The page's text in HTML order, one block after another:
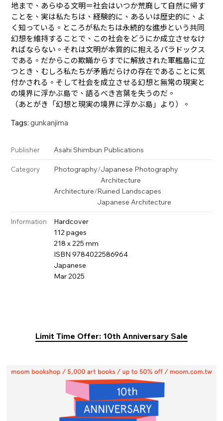
地まで、あらゆる文明＝社会はいつか荒廃して自然に帰す
ことを、実は私たちは、経験的に、あるいは歴史的に、よ
く知っている。ところが私たちは永続的な進歩という共同
幻想を維持することで、この社会をどうにか成立させなけ
ればならない。それは文明が本質的に抱えるパラドックス
である。だからこの欺瞞からすでに解放された軍艦島に立
つとき、むしろ私たちが矛盾だらけの存在であることに気
付かされる。そして社会を成立させる幻想と無常の現実と
の境界に浮かぶ島で、語るべき言葉を失うのだ。
（あとがき「幻想と現実の境界に浮かぶ島」より）。
Tags: gunkanjima
Publisher Asahi Shimbun Publications
Category Photography/Japanese Photography
Architecture
Architecture/Ruined Landscapes
Japanese Architecture
Information
Hardcover
112 pages
218 x 225 mm
ISBN 9784022586964
Japanese
Mar 2025
Limit Time Offer: 10th Anniversary Sale